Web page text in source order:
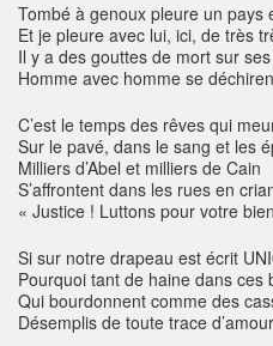
Tombé à genoux pleure un pays
Et je pleure avec lui, ici, de très
Il y a des gouttes de mort sur
Homme avec homme se
C’est le temps des rêves qui
Sur le pavé, dans le sang et les
Milliers d’Abel et milliers de Cain
S’affrontent dans les rues en
« Justice ! Luttons pour votre
Si sur notre drapeau est écrit
Pourquoi tant de haine dans ces
Qui bourdonnent comme des
Désemplis de toute trace